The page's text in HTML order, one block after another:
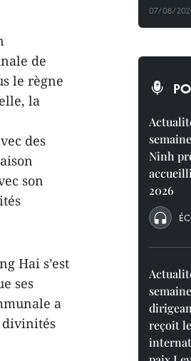
de
le règne
la
des
son
Hai s’est
ses
a
divinités
07/08/
Ninh
2026
reçoit